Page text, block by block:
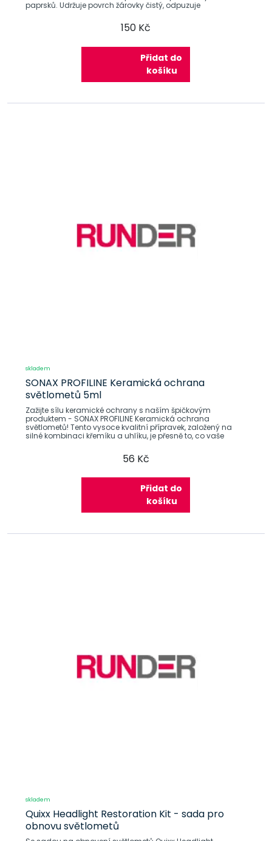
paprsků. Udržuje povrch žárovky čistý, odpuzuje
150 Kč
Přidat do
košíku
skladem
SONAX PROFILINE Keramická ochrana
světlometů 5ml
Zažijte sílu keramické ochrany s naším špičkovým
produktem - SONAX PROFILINE Keramická ochrana
světlometů! Tento vysoce kvalitní přípravek, založený na
silné kombinaci křemíku a uhlíku, je přesně to, co vaše
56 Kč
Přidat do
košíku
skladem
Quixx Headlight Restoration Kit - sada pro
obnovu světlometů